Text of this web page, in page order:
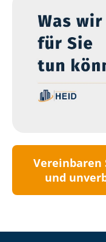
Vereinbaren
und